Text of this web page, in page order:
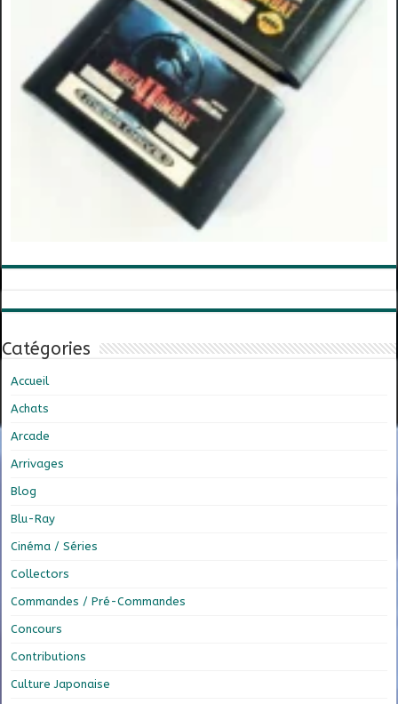
Catégories
Accueil
Achats
Arcade
Arrivages
Blog
Blu-Ray
Cinéma / Séries
Collectors
Commandes / Pré-Commandes
Concours
Contributions
Culture Japonaise